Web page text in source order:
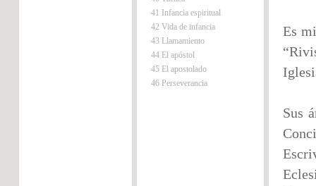
41 Infancia espiritual
42 Vida de infancia
43 Llamamiento
44 El apóstol
45 El apostolado
46 Perseverancia
Es
Sus